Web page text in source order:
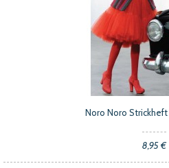
Noro Noro Strickheft
8,95 €